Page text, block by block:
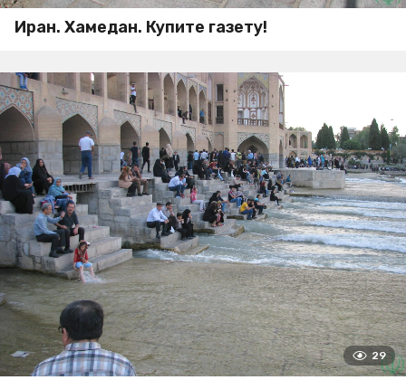
Иран. Хамедан. Купите газету!
29